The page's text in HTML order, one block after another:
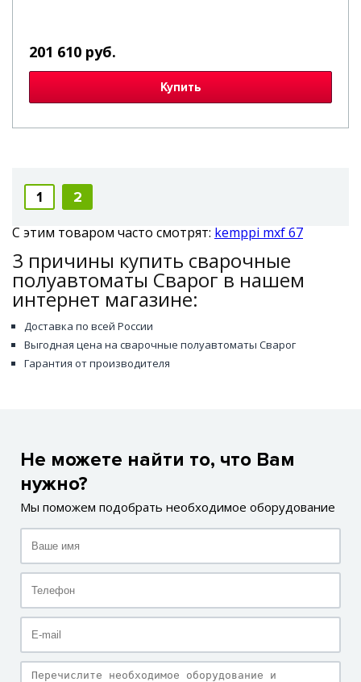
201 610 руб.
Купить
1
2
С этим товаром часто смотрят: kemppi mxf 67
3 причины купить сварочные
полуавтоматы Сварог в нашем
интернет магазине:
Доставка по всей России
Выгодная цена на сварочные полуавтоматы Сварог
Гарантия от производителя
Не можете найти то, что Вам
нужно?
Мы поможем подобрать необходимое оборудование